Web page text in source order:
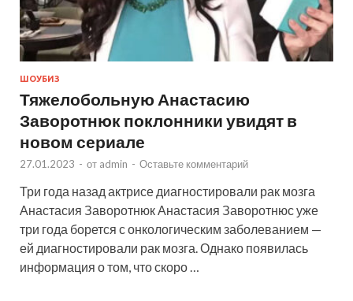
ШОУБИЗ
Тяжелобольную Анастасию
Заворотнюк поклонники увидят в
новом сериале
27.01.2023 - от admin - Оставьте комментарий
Три года назад актрисе диагностировали рак мозга
Анастасия Заворотнюк Анастасия Заворотнюс уже
три года борется с онкологическим заболеванием —
ей диагностировали рак мозга. Однако появилась
информация о том, что скоро …